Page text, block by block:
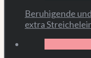
Beruhigende
extra